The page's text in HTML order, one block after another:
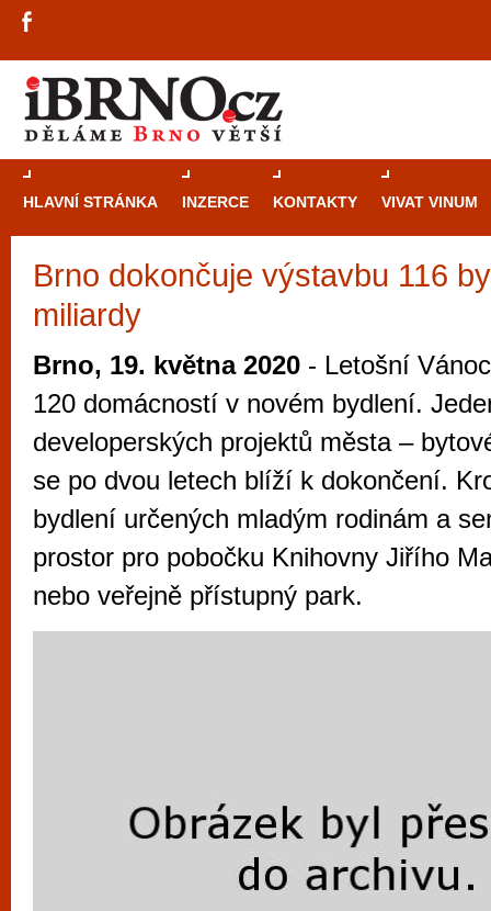
HLAVNÍ STRÁNKA INZERCE KONTAKTY VIVAT VINUM
Brno dokončuje výstavbu 116
miliardy
Brno, 19. května 2020 - Letošní
120 domácností v novém bydlení.
developerských projektů města –
se po dvou letech blíží k dokončení.
bydlení určených mladým rodinám a
prostor pro pobočku Knihovny Jiřího
nebo veřejně přístupný park.
Průvodce
Brno je
zajímavé
restaurace,
Mimo jiné je ale také místem, kde si
vyzkoušet různé kasinové hry. V
metropoli naleznete širokou nabídku her
po moderní automaty jak pro pravidelné
příležitostné hráče. V...